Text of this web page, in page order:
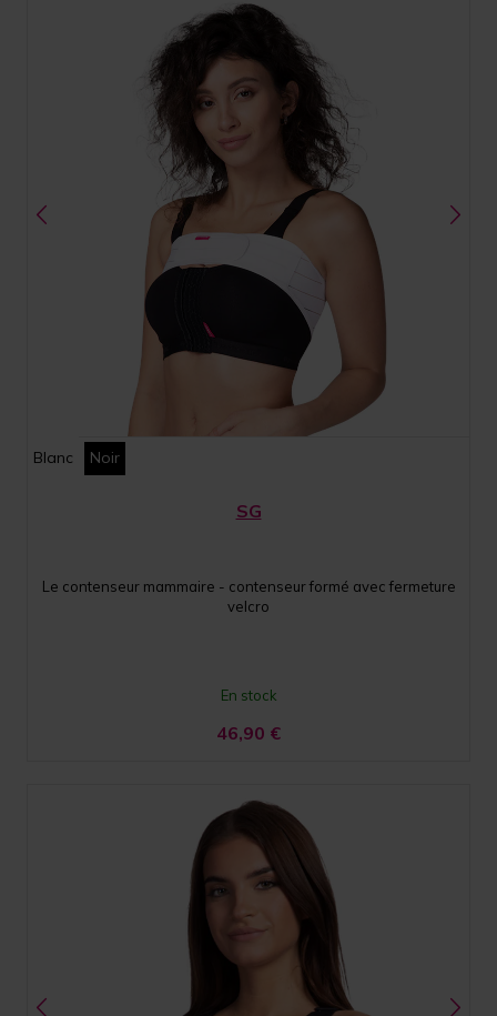
Blanc Noir
SG
Le contenseur mammaire - contenseur formé avec fermeture
velcro
En stock
46,90 €